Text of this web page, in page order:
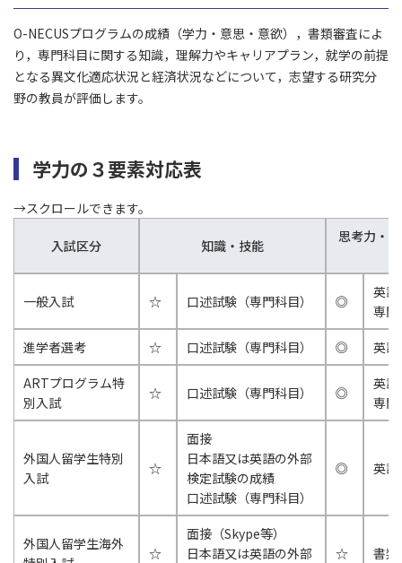
O-NECUSプログラムの成績（学力・意思・意欲），書類審査によ
り，専門科目に関する知識，理解力やキャリアプラン，就学の前提
となる異文化適応状況と経済状況などについて，志望する研究分
野の教員が評価します。
学力の３要素対応表
入試区分 知識・技能
思考力・
一般入試 ☆ 口述試験（専門科目） ◎
英語
専門
進学者選考
☆ 口述試験（専門科目） ◎
英語
ARTプログラム特
別入試
☆ 口述試験（専門科目） ◎
英語
専門
外国人留学生特別
入試
☆
面接
日本語又は英語の外部
検定試験の成績
口述試験（専門科目）
◎ 英語
外国人留学生海外
☆
面接（Skype等）
日本語又は英語の外部
☆ 書類